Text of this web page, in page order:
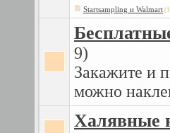
Startsampling и Walmart
9)
Закажите и
можно
Халявные